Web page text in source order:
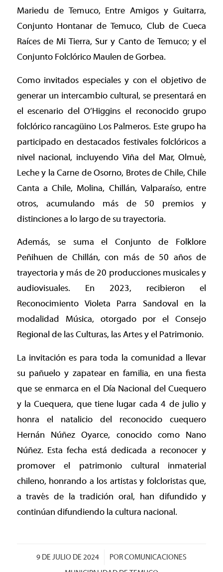
Mariedu de Temuco, Entre Amigos y Guitarra,
Conjunto Hontanar de Temuco, Club de Cueca
Raíces de Mi Tierra, Sur y Canto de Temuco; y el
Conjunto Folclórico Maulen de Gorbea.
Como invitados especiales y con el objetivo de
generar un intercambio cultural, se presentará en
el escenario del O’Higgins el reconocido grupo
folclórico rancagüino Los Palmeros. Este grupo ha
participado en destacados festivales folclóricos a
nivel nacional, incluyendo Viña del Mar, Olmué,
Leche y la Carne de Osorno, Brotes de Chile, Chile
Canta a Chile, Molina, Chillán, Valparaíso, entre
otros, acumulando más de 50 premios y
distinciones a lo largo de su trayectoria.
Además, se suma el Conjunto de Folklore
Peñihuen de Chillán, con más de 50 años de
trayectoria y más de 20 producciones musicales y
audiovisuales. En 2023, recibieron el
Reconocimiento Violeta Parra Sandoval en la
modalidad Música, otorgado por el Consejo
Regional de las Culturas, las Artes y el Patrimonio.
La invitación es para toda la comunidad a llevar
su pañuelo y zapatear en familia, en una fiesta
que se enmarca en el Día Nacional del Cuequero
y la Cuequera, que tiene lugar cada 4 de julio y
honra el natalicio del reconocido cuequero
Hernán Núñez Oyarce, conocido como Nano
Núñez. Esta fecha está dedicada a reconocer y
promover el patrimonio cultural inmaterial
chileno, honrando a los artistas y folcloristas que,
a través de la tradición oral, han difundido y
continúan difundiendo la cultura nacional.
9 DE JULIO DE 2024
/ PORCOMUNICACIONES